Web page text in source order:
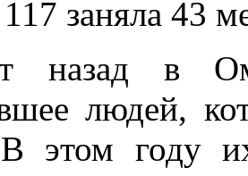
заняла 43
назад в
людей,
В этом году